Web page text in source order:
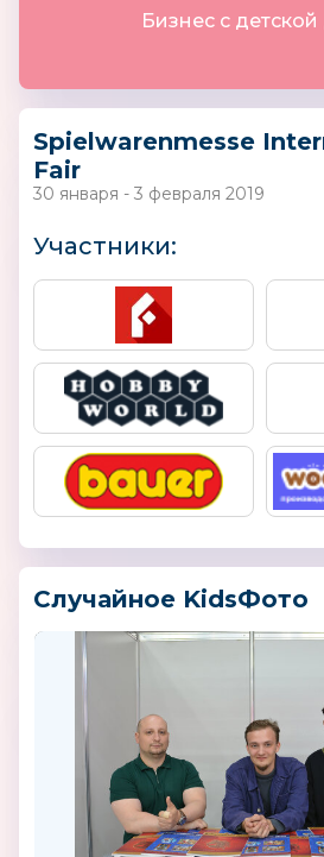
Бизнес с
Spielwarenmesse
Fair
30 января - 3 февраля 2019
Участники:
Случайное KidsФото